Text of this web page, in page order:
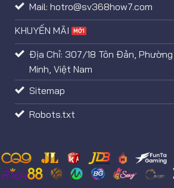
Mail: hotro@sv368how7.com
KHUYẾN MÃI
Địa Chỉ: 307/18 Tôn Đản, Phường
Minh, Việt Nam
Sitemap
Robots.txt